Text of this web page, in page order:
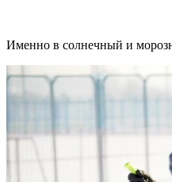
Именно в солнечный и